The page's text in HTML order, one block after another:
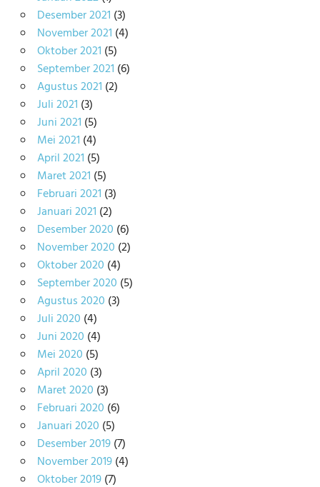
Desember 2021 (3)
November 2021 (4)
Oktober 2021 (5)
September 2021 (6)
Agustus 2021 (2)
Juli 2021 (3)
Juni 2021 (5)
Mei 2021 (4)
April 2021 (5)
Maret 2021 (5)
Februari 2021 (3)
Januari 2021 (2)
Desember 2020 (6)
November 2020 (2)
Oktober 2020 (4)
September 2020 (5)
Agustus 2020 (3)
Juli 2020 (4)
Juni 2020 (4)
Mei 2020 (5)
April 2020 (3)
Maret 2020 (3)
Februari 2020 (6)
Januari 2020 (5)
Desember 2019(7)
November 2019(4)
Oktober 2019(7)